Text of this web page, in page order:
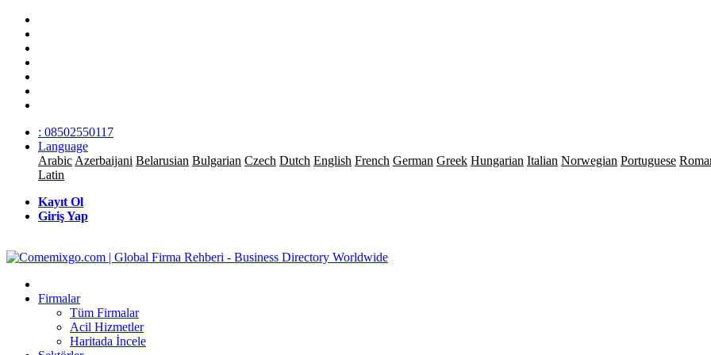
: 08502550117
Language
Arabic Azerbaijani Belarusian Bulgarian Czech Dutch English French German Greek Hungarian Italian Norwegian Portuguese
Latin
Kayıt Ol
Giriş Yap
Firmalar
Tüm Firmalar
Acil Hizmetler
Haritada İncele